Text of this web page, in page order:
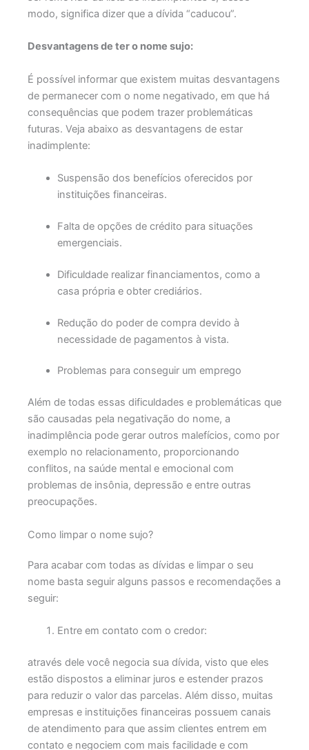
modo, significa dizer que a dívida “caducou”.
Desvantagens de ter o nome sujo:
É possível informar que existem muitas desvantagens
de permanecer com o nome negativado, em que há
consequências que podem trazer problemáticas
futuras. Veja abaixo as desvantagens de estar
inadimplente:
Suspensão dos benefícios oferecidos por
instituições financeiras.
Falta de opções de crédito para situações
emergenciais.
Dificuldade realizar financiamentos, como a
casa própria e obter crediários.
Redução do poder de compra devido à
necessidade de pagamentos à vista.
Problemas para conseguir um emprego
Além de todas essas dificuldades e problemáticas que
são causadas pela negativação do nome, a
inadimplência pode gerar outros malefícios, como por
exemplo no relacionamento, proporcionando
conflitos, na saúde mental e emocional com
problemas de insônia, depressão e entre outras
preocupações.
Como limpar o nome sujo?
Para acabar com todas as dívidas e limpar o seu
nome basta seguir alguns passos e recomendações a
seguir:
Entre em contato com o credor:
através dele você negocia sua dívida, visto que eles
estão dispostos a eliminar juros e estender prazos
para reduzir o valor das parcelas. Além disso, muitas
empresas e instituições financeiras possuem canais
de atendimento para que assim clientes entrem em
contato e negociem com mais facilidade e com